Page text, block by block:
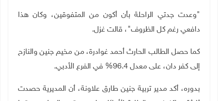
"وعدت جدتي الراحلة بأن أكون من المتفوقين، وكان هذا
دافعي رغم كل الظروف"، قالت غزل.
كما حصل الطالب الحارث أحمد غوادرة، من مخيم جنين والنازح
إلى كفر دان، على معدل 96.4% في الفرع الأدبي
.
بدوره، أكد مدير تربية جنين طارق علاونة، أن المديرية حصدت